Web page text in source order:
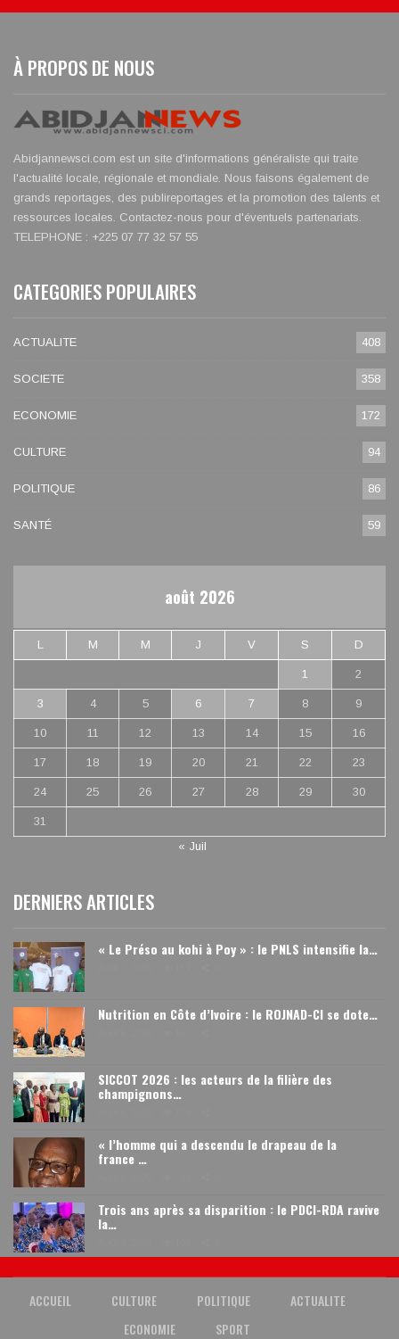
À PROPOS DE NOUS
Abidjannewsci.com est un site d'informations généraliste qui traite
l'actualité locale, régionale et mondiale. Nous faisons également de
grands reportages, des publireportages et la promotion des talents et
ressources locales. Contactez-nous pour d'éventuels partenariats.
TELEPHONE : +225 07 77 32 57 55
CATEGORIES POPULAIRES
ACTUALITE 408
SOCIETE 358
ECONOMIE 172
CULTURE 94
POLITIQUE 86
SANTÉ 59
août 2026
L M M J V S D
1 2
3 4 5 6 7 8 9
10 11 12 13 14 15 16
17 18 19 20 21 22 23
24 25 26 27 28 29 30
31
« Juil
DERNIERS ARTICLES
« Le Préso au kohi à Poy » : le PNLS intensifie la…
Nutrition en Côte d’Ivoire : le ROJNAD-CI se dote…
SICCOT 2026 : les acteurs de la filière des
champignons…
« l’homme qui a descendu le drapeau de la
france …
Trois ans après sa disparition : le PDCI-RDA ravive
la…
ACCUEIL CULTURE POLITIQUE
ACTUALITE
ECONOMIE
SPORT